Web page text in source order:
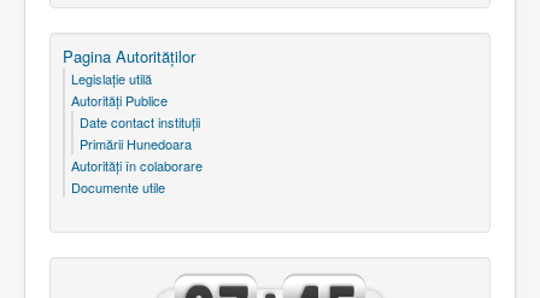
Pagina Autorităţilor
Legislaţie utilă
Autorităţi Publice
Date contact instituţii
Primării Hunedoara
Autorităţi în colaborare
Documente utile